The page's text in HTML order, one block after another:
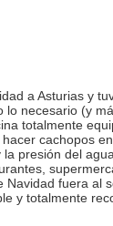
a Asturias y
lo necesario (y
totalmente
cachopos
presión del
fuera al
y totalmente